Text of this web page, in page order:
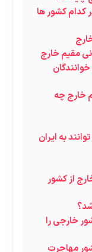
کدام کشور ها
مقیم خارج
خارج چه
به ایران
از کشور
خارجی را
مهاجرت